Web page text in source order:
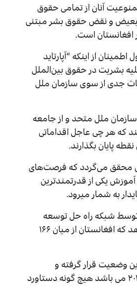
آنان از تمامی حقوق
تبعیض و نقض حقوق بشر مبتنی
افغانستان است.
از اینکه “آپارتاید
بشریت در حقوق بین‌الملل
جدی از سوی سازمان ملل
سازمان ملل متحد و از جامعه
که هر چی عاجل اقداماتی
پایان بگذارند.
محقق می‌گردد که فرصت‌های
یکی از قدرتمندترین
به شمار میرود.
اهداف انکشاف توسعه پایدار در سال ۲۰۲۳، که توسط شبکه راه حل توسعه
پایدار (SDSN) و دانشگاه دوبلین تهیه و منشتر شده بود نشان می‌دهد که افغانستان از میان ۱۶۶
وضعیت قرار گرفته و
مخصوصا در تطبیق هدف چهارم که بحث آموزش با کیفیت تا سال ۲۰۳۰ می باشد هیچ گونه دستاورد